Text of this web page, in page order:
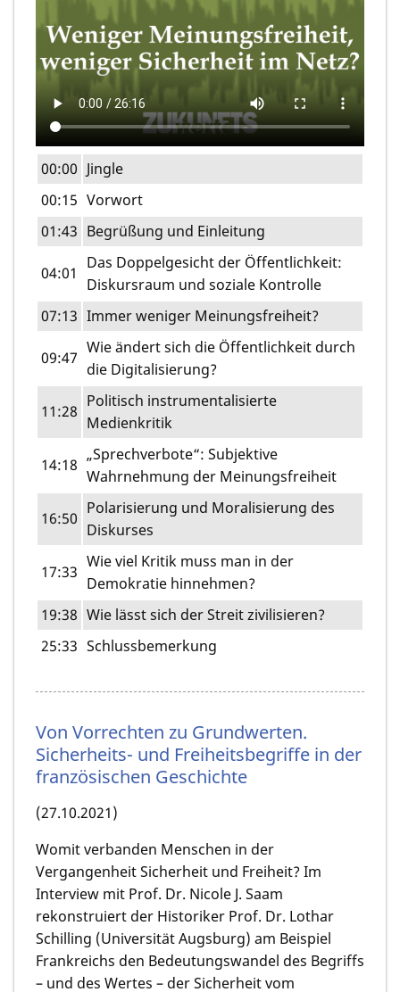
00:00 Jingle
00:15 Vorwort
01:43 Begrüßung und Einleitung
04:01
Das Doppelgesicht der Öffentlichkeit:
Diskursraum und soziale Kontrolle
07:13 Immer weniger Meinungsfreiheit?
09:47
Wie ändert sich die Öffentlichkeit durch
die Digitalisierung?
11:28
Politisch instrumentalisierte
Medienkritik
14:18
„Sprechverbote“: Subjektive
Wahrnehmung der Meinungsfreiheit
16:50
Polarisierung und Moralisierung des
Diskurses
17:33
Wie viel Kritik muss man in der
Demokratie hinnehmen?
19:38 Wie lässt sich der Streit zivilisieren?
25:33 Schlussbemerkung
Von Vorrechten zu Grundwerten.
Sicherheits- und Freiheitsbegriffe in der
französischen Geschichte
(27.10.2021)
Womit verbanden Menschen in der
Vergangenheit Sicherheit und Freiheit? Im
Interview mit Prof. Dr. Nicole J. Saam
rekonstruiert der Historiker Prof. Dr. Lothar
Schilling (Universität Augsburg) am Beispiel
Frankreichs den Bedeutungswandel des Begriffs
– und des Wertes – der Sicherheit vom